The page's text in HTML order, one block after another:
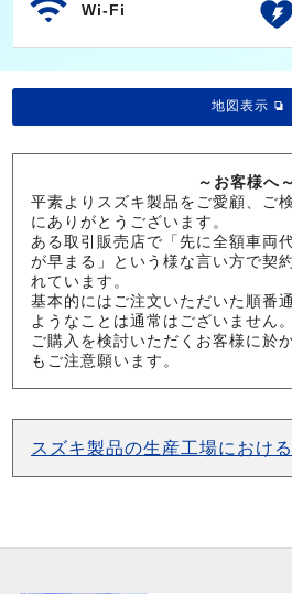
Wi-Fi
地図表示
～お客様へ～
平素よりスズキ製品をご愛顧、ご
にありがとうございます。
ある取引販売店で「先に全額車両
が早まる」という様な言い方で契
れています。
基本的にはご注文いただいた順番
ようなことは通常はございません。
ご購入を検討いただくお客様に於
もご注意願います。
スズキ製品の生産工場におけ